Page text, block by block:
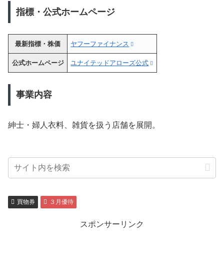
指標・公式ホームページ
最新指標・株価 ヤフーファイナンス
公式ホームページ ユナイテッドアローズ公式
事業内容
紳士・婦人衣料、雑貨を扱う店舗を展開。
買物券 ３月優待
スポンサーリンク